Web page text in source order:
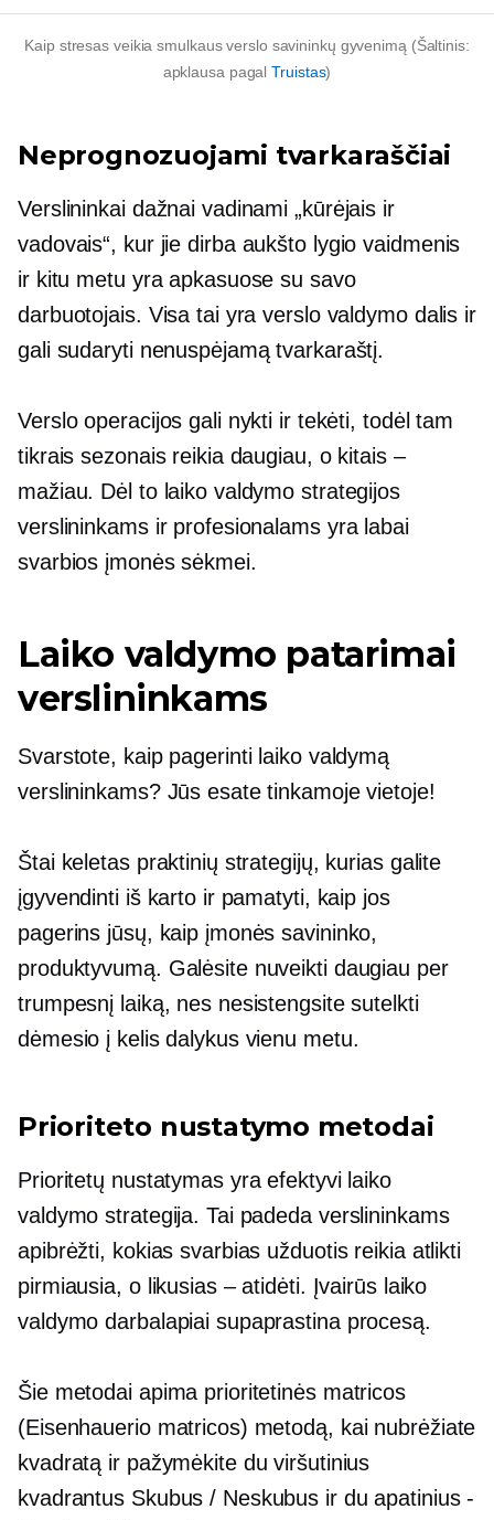
Kaip stresas veikia smulkaus verslo savininkų gyvenimą (Šaltinis:
apklausa pagalTruistas)
Neprognozuojami tvarkaraščiai
Verslininkai dažnai vadinami „kūrėjais ir
vadovais“, kur jie dirba aukšto lygio vaidmenis
ir kitu metu yra apkasuose su savo
darbuotojais. Visa tai yra verslo valdymo dalis ir
gali sudaryti nenuspėjamą tvarkaraštį.
Verslo operacijos gali nykti ir tekėti, todėl tam
tikrais sezonais reikia daugiau, o kitais –
mažiau. Dėl to laiko valdymo strategijos
verslininkams ir profesionalams yra labai
svarbios įmonės sėkmei.
Laiko valdymo patarimai
verslininkams
Svarstote, kaip pagerinti laiko valdymą
verslininkams? Jūs esate tinkamoje vietoje!
Štai keletas praktinių strategijų, kurias galite
įgyvendinti iš karto ir pamatyti, kaip jos
pagerins jūsų, kaip įmonės savininko,
produktyvumą. Galėsite nuveikti daugiau per
trumpesnį laiką, nes nesistengsite sutelkti
dėmesio į kelis dalykus vienu metu.
Prioriteto nustatymo metodai
Prioritetų nustatymas yra efektyvi laiko
valdymo strategija. Tai padeda verslininkams
apibrėžti, kokias svarbias užduotis reikia atlikti
pirmiausia, o likusias – atidėti. Įvairūs laiko
valdymo darbalapiai supaprastina procesą.
Šie metodai apima prioritetinės matricos
(Eisenhauerio matricos) metodą, kai nubrėžiate
kvadratą ir pažymėkite du viršutinius
kvadrantus Skubus / Neskubus ir du apatinius -